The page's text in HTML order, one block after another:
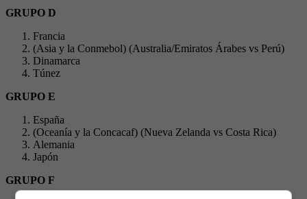
GRUPO D
Francia
(Asia y la Conmebol) (Australia/Emiratos Árabes vs Perú)
Dinamarca
Túnez
GRUPO E
España
(Oceanía y la Concacaf) (Nueva Zelanda vs Costa Rica)
Alemania
Japón
GRUPO F